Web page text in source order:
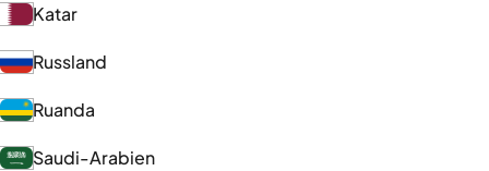
Katar
Russland
Ruanda
Saudi-Arabien